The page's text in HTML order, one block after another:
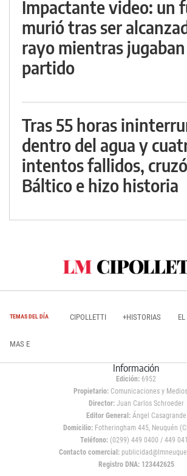
Impactante video: un
murió tras ser
rayo mientras
partido
Tras 55 horas
dentro del agua y
intentos fallidos,
Báltico e hizo historia
TEMAS DEL DÍA CIPOLLETTI +HISTORIAS
MAS E
Información
Edición: 6952
Propietario:Comunicaciones y
Director: Juan Carlos Schroeder
Editor General:Ángel Casagrande
Domicilio:Fotheringham 445, Neuquén
Teléfono: (0299) 449 0400 / 449
Contacto comercial:
Registro DNA: 123442625